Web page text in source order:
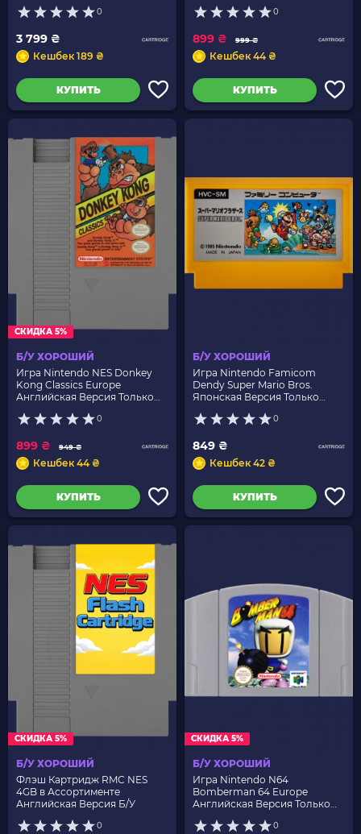
0
3 799 ₴
Кешбек 189 ₴
КУПИТЬ
0
999 ₴
899 ₴
Кешбек 44 ₴
КУПИТЬ
СКИДКА 5%
Б/У ХОРОШИЙ
Игра Nintendo NES Donkey
Kong Classics Europe
Английская Версия Только
0
949 ₴
899 ₴
Кешбек 44 ₴
КУПИТЬ
Б/У ХОРОШИЙ
Игра Nintendo Famicom
Dendy Super Mario Bros.
Японская Версия Только
0
849 ₴
Кешбек 42 ₴
КУПИТЬ
СКИДКА 5%
Б/У ХОРОШИЙ
Флэш Картридж RMC NES
4GB в Ассортименте
Английская Версия Б/У
0
СКИДКА 5%
Б/У ХОРОШИЙ
Игра Nintendo N64
Bomberman 64 Europe
Английская Версия Только
0